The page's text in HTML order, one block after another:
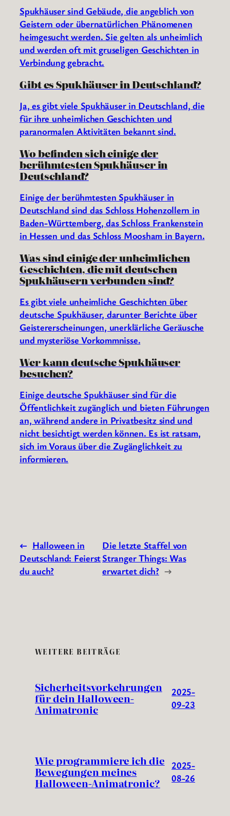
Spukhäuser sind Gebäude, die angeblich von
Geistern oder übernatürlichen Phänomenen
heimgesucht werden. Sie gelten als unheimlich
und werden oft mit gruseligen Geschichten in
Verbindung gebracht.
Gibt es Spukhäuser in Deutschland?
Ja, es gibt viele Spukhäuser in Deutschland, die
für ihre unheimlichen Geschichten und
paranormalen Aktivitäten bekannt sind.
Wo befinden sich einige der
berühmtesten Spukhäuser in
Deutschland?
Einige der berühmtesten Spukhäuser in
Deutschland sind das Schloss Hohenzollern in
Baden-Württemberg, das Schloss Frankenstein
in Hessen und das Schloss Moosham in Bayern.
Was sind einige der unheimlichen
Geschichten, die mit deutschen
Spukhäusern verbunden sind?
Es gibt viele unheimliche Geschichten über
deutsche Spukhäuser, darunter Berichte über
Geistererscheinungen, unerklärliche Geräusche
und mysteriöse Vorkommnisse.
Wer kann deutsche Spukhäuser
besuchen?
Einige deutsche Spukhäuser sind für die
Öffentlichkeit zugänglich und bieten Führungen
an, während andere in Privatbesitz sind und
nicht besichtigt werden können. Es ist ratsam,
sich im Voraus über die Zugänglichkeit zu
informieren.
← Halloween in
Deutschland: Feierst
du auch?
Die letzte Staffel von
Stranger Things: Was
erwartet dich? →
WEITERE BEITRÄGE
Sicherheitsvorkehrungen
für dein Halloween-
Animatronic
2025-
09-23
Wie programmiere ich die
Bewegungen meines
Halloween-Animatronic?
2025-
08-26